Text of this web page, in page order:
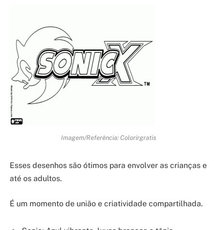
Imagem/Referência: Colorirgratis
Esses desenhos são ótimos para envolver as crianças e
até os adultos.
É um momento de união e criatividade compartilhada.